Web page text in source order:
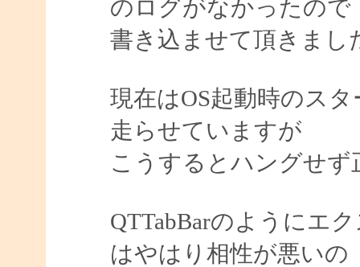
のログがなかったので
書き込ませて頂きまし
現在はOS起動時のスタ
走らせていますが
こうするとハングせ
QTTabBarのようにエ
はやはり相性が悪いの